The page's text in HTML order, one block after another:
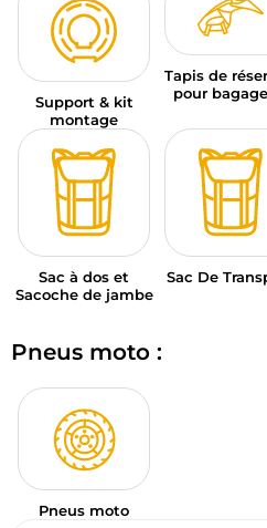
Support & kit
montage
Tapis de
pour
Sac à dos et
Sacoche de jambe
Sac De
Pneus moto :
Pneus moto